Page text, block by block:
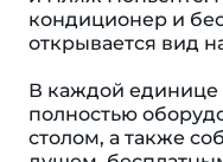
кондиционер и
открывается вид
В каждой
полностью
столом, а также